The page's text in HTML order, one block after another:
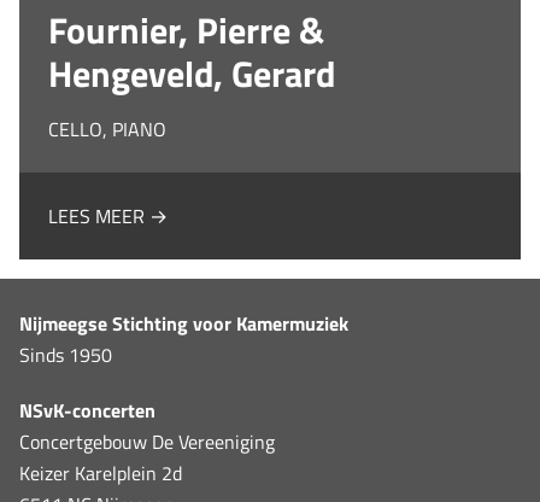
Fournier, Pierre &
Hengeveld, Gerard
CELLO, PIANO
LEES MEER →
Nijmeegse Stichting voor Kamermuziek
Sinds 1950
NSvK-concerten
Concertgebouw De Vereeniging
Keizer Karelplein 2d